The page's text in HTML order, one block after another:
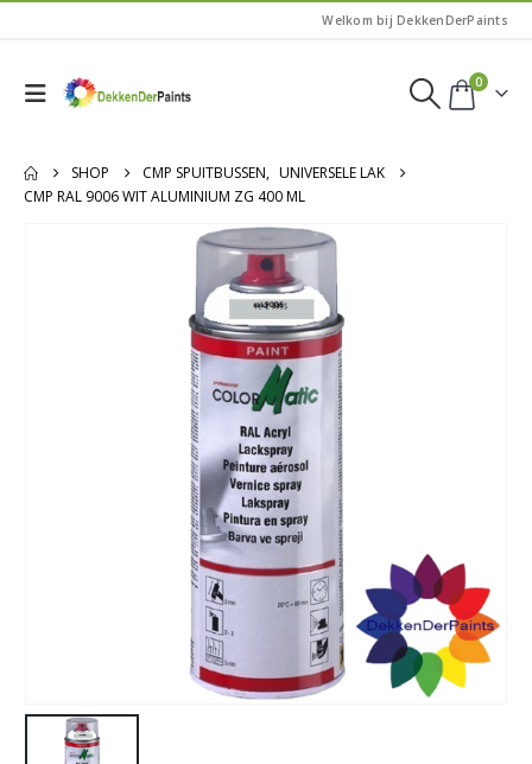
Welkom bij DekkenDerPaints
0
SHOP CMP SPUITBUSSEN, UNIVERSELE LAK
CMP RAL 9006 WIT ALUMINIUM ZG 400 ML